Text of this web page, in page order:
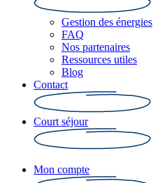
Gestion des énergies
FAQ
Nos partenaires
Ressources utiles
Blog
Contact
Court séjour
Mon compte